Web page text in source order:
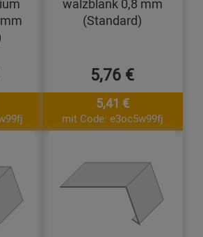
(Standard)
5,76 €
5,41 €
mit Code: e3oc5w99fj